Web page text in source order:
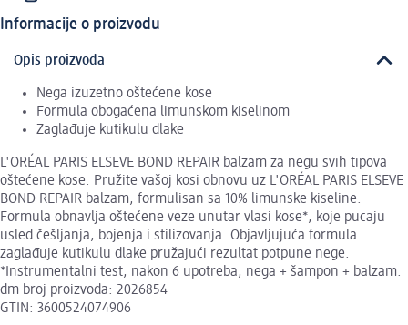
Informacije o proizvodu
Opis proizvoda
Nega izuzetno oštećene kose
Formula obogaćena limunskom kiselinom
Zaglađuje kutikulu dlake
L'ORÉAL PARIS ELSEVE BOND REPAIR balzam za negu svih tipova
oštećene kose. Pružite vašoj kosi obnovu uz L'ORÉAL PARIS ELSEVE
BOND REPAIR balzam, formulisan sa 10% limunske kiseline.
Formula obnavlja oštećene veze unutar vlasi kose*, koje pucaju
usled češljanja, bojenja i stilizovanja. Objavljujuća formula
zaglađuje kutikulu dlake pružajući rezultat potpune nege.
*Instrumentalni test, nakon 6 upotreba, nega + šampon + balzam.
dm broj proizvoda: 2026854
GTIN: 3600524074906